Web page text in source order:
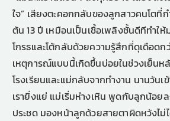
ใจ” เสียงตะคอกกลับของลูกสาวคนโตที่
ต้น 13 ปี เหมือนเป็นเชื้อเพลิงชั้นดีทีทำใ
โกรธและโต้กลับด้วยความรู้สึกที่ดุเดือดกว่
เหตุการณ์แบบนี้เกิดขึ้นบ่อยในช่วงเย็น
โรงเรียนและแม่กลับจากทำงาน นานวัน
เรายิ่งแย่ แม่เริ่มห่างเหิน พูดกับลูกน้อย
ประชด มองหน้าลูกด้วยสายตาผิดหวังไม่